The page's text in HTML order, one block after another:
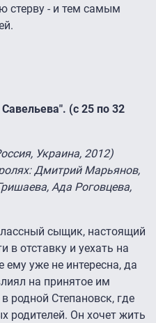
стерву - и тем самым
(с 25 по 32
Украина, 2012)
Дмитрий Марьянов,
Ада Роговцева,
сыщик, настоящий
в отставку и уехать на
уже не интересна, да
на принятое им
родной Степановск, где
родителей. Он хочет жить